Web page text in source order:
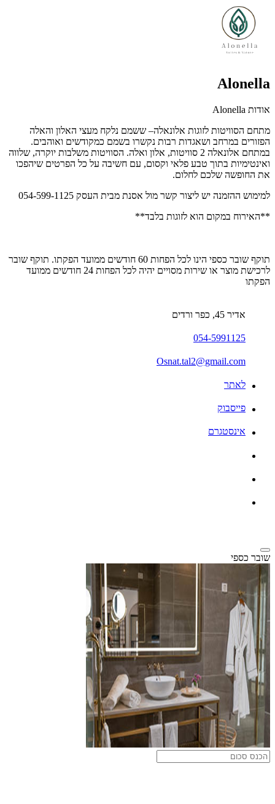
Alonella
אודות Alonella
מתחם הסוויטות לזוגות אלונאלה– ששמם נלקח מעצי האלון והאלה
הפזורים במרחב ושאגדות רבות נקשרו בשמם כמקודשים ואוהבים.
במתחם אלונאלה 2 סוויטות, אלון ואלה. הסוויטות משלבות יוקרה, שלווה
ואינטימיות בתוך טבע פלאי וקסום, עם חשיבה על כל הפרטים שיהפכו
את החופשה שלכם לחלום.
למימוש ההזמנה יש ליצור קשר מול אסנת מבית העסק 054-599-1125
**האירוח במקום הוא לזוגות בלבד**
תוקף שובר כספי הינו לכל הפחות 60 חודשים ממועד הפקתו. תוקף שובר
לרכישת מוצר או שירות מסויים יהיה לכל הפחות 24 חודשים ממועד
הפקתו
אדיר 45, כפר ורדים
054-5991125
Osnat.tal2@gmail.com
לאתר
פייסבוק
אינסטגרם
שובר כספי